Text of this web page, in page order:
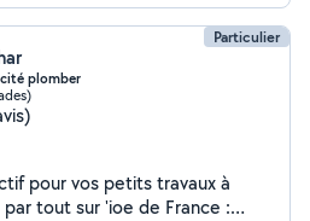
Particulier
plomber
pour vos petits travaux à
tout sur 'ioe de France :